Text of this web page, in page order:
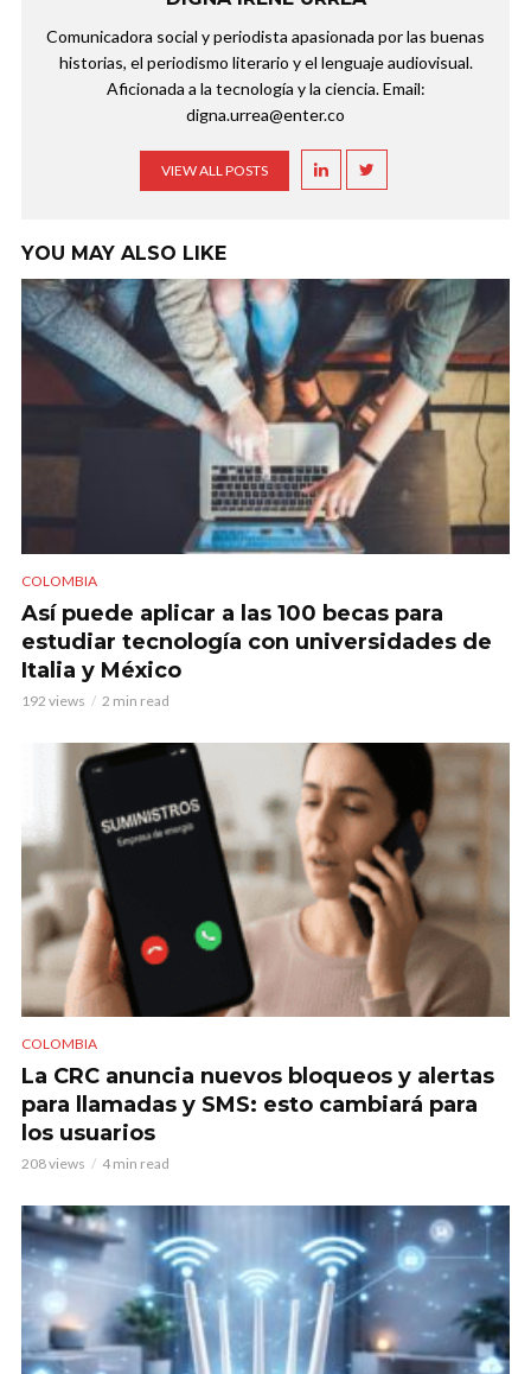
Comunicadora social y periodista apasionada por las buenas
historias, el periodismo literario y el lenguaje audiovisual.
Aficionada a la tecnología y la ciencia. Email:
digna.urrea@enter.co
VIEW ALL POSTS
YOU MAY ALSO LIKE
COLOMBIA
Así puede aplicar a las 100 becas para
estudiar tecnología con universidades de
Italia y México
192 views 2 min read
COLOMBIA
La CRC anuncia nuevos bloqueos y alertas
para llamadas y SMS: esto cambiará para
los usuarios
208 views 4 min read